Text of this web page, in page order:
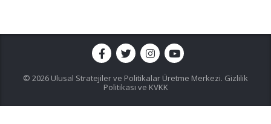
© 2026 Ulusal Stratejiler ve Politikalar Üretme Merkezi. Gizlilik
Politikası ve KVKK